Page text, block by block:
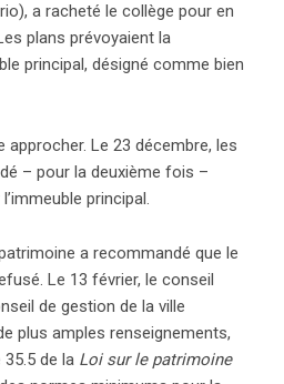
a racheté le collège pour en
plans prévoyaient la
principal, désigné comme bien
approcher. Le 23 décembre, les
– pour la deuxième fois –
principal.
a recommandé que le
Le 13 février, le conseil
de gestion de la ville
plus amples renseignements,
35.5 de la Loi sur le patrimoine